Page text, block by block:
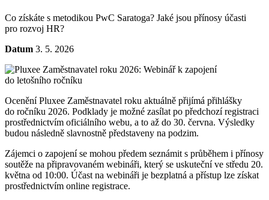
Co získáte s metodikou PwC Saratoga? Jaké jsou přínosy účasti
pro rozvoj HR?
Datum 3. 5. 2026
Ocenění Pluxee Zaměstnavatel roku aktuálně přijímá přihlášky
do ročníku 2026. Podklady je možné zasílat po předchozí registraci
prostřednictvím oficiálního webu, a to až do 30. června. Výsledky
budou následně slavnostně představeny na podzim.
Zájemci o zapojení se mohou předem seznámit s průběhem i přínosy
soutěže na připravovaném webináři, který se uskuteční ve středu 20.
května od 10:00. Účast na webináři je bezplatná a přístup lze získat
prostřednictvím online registrace.